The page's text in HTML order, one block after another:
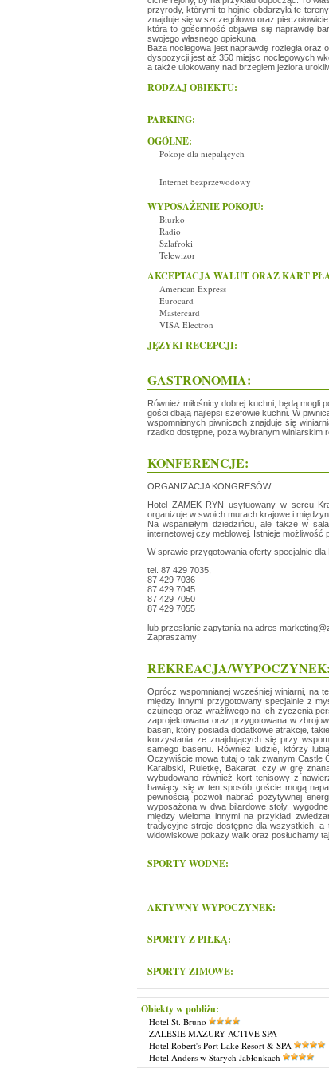
przyrody, którymi to hojnie obdarzyła te
znajduje się w szczegółowo oraz
która to gościnność objawia się naprawdę
swojego własnego opiekuna.
Baza noclegowa jest naprawdę rozległa
dyspozycji jest aż 350 miejsc noclegowych
a także ulokowany nad brzegiem jeziora
RODZAJ OBIEKTU:
PARKING:
OGÓLNE:
Pokoje dla niepalących
Internet bezprzewodowy
WYPOSAŻENIE POKOJU:
Biurko
Radio
Szlafroki
Telewizor
AKCEPTACJA WALUT ORAZ KART
American Express
Eurocard
Mastercard
VISA Electron
JĘZYKI RECEPCJI:
GASTRONOMIA:
Również miłośnicy dobrej kuchni, będą
gości dbają najlepsi szefowie kuchni. W
wspomnianych piwnicach znajduje się
rzadko dostępne, poza wybranym winiarskim
KONFERENCJE:
ORGANIZACJA KONGRESÓW
Hotel ZAMEK RYN usytuowany w sercu
organizuje w swoich murach krajowe i
Na wspaniałym dziedzińcu, ale także w
internetowej czy meblowej. Istnieje
W sprawie przygotowania oferty specjalnie
tel. 87 429 7035,
87 429 7036
87 429 7045
87 429 7050
87 429 7055
lub przesłanie zapytania na adres
Zapraszamy!
REKREACJA/WYPOCZYNEK:
Oprócz wspomnianej wcześniej winiarni, na
między innymi przygotowany specjalnie z
czujnego oraz wrażliwego na Ich życzenia
zaprojektowana oraz przygotowana w
basen, który posiada dodatkowe atrakcje,
korzystania ze znajdujących się przy
samego basenu. Również ludzie, którzy
Oczywiście mowa tutaj o tak zwanym Castle
Karaibski, Ruletkę, Bakarat, czy w grę
wybudowano również kort tenisowy z
bawiący się w ten sposób goście mogą
pewnością pozwoli nabrać pozytywnej
wyposażona w dwa bilardowe stoły,
między wieloma innymi na przykład
tradycyjne stroje dostępne dla wszystkich,
widowiskowe pokazy walk oraz posłuchamy
SPORTY WODNE:
AKTYWNY WYPOCZYNEK:
SPORTY Z PIŁKĄ:
SPORTY ZIMOWE:
Obiekty w pobliżu:
Hotel St. Bruno
ZALESIE MAZURY ACTIVE SPA
Hotel Robert's Port Lake Resort & SPA
Hotel Anders w Starych Jabłonkach